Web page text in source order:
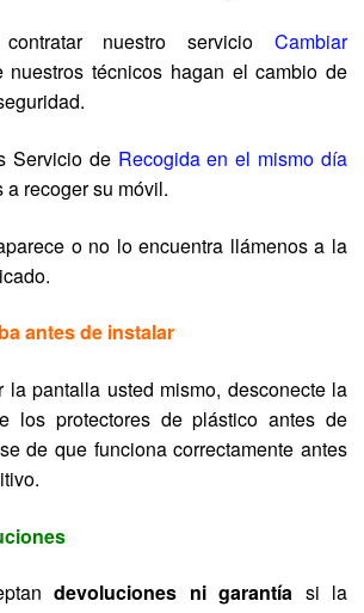
nuestro servicio Cambiar
nuestros técnicos hagan el cambio de
Servicio de Recogida en el mismo día
recoger su móvil.
o no lo encuentra llámenos a la
antes de instalar
la pantalla usted mismo, desconecte la
los protectores de plástico antes de
de que funciona correctamente antes
devoluciones ni garantía si la